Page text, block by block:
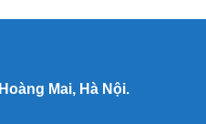
Mai, Hà Nội.